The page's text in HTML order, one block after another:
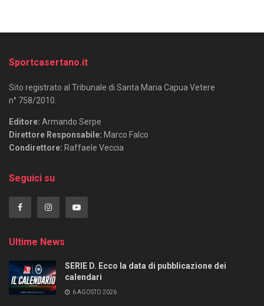
Sportcasertano.it
Sito registrato al Tribunale di Santa Maria Capua Vetere
n° 758/2010.
Editore: Armando Serpe
Direttore Responsabile: Marco Falco
Condirettore: Raffaele Veccia
Seguici su
Ultime News
SERIE D. Ecco la data di pubblicazione dei
calendari
6 AGOSTO 2026